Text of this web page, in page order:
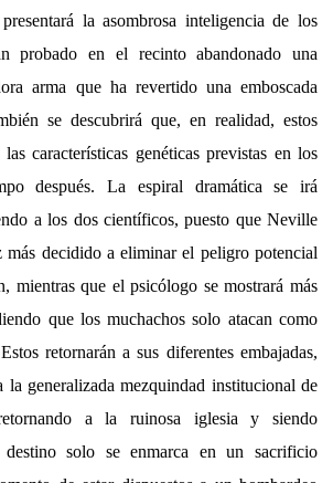
la asombrosa inteligencia de los
probado en el recinto abandonado una
arma que ha revertido una emboscada
se descubrirá que, en realidad, estos
características genéticas previstas en los
después. La espiral dramática se irá
a los dos científicos, puesto que Neville
más decidido a eliminar el peligro potencial
mientras que el psicólogo se mostrará más
que los muchachos solo atacan como
retornarán a sus diferentes embajadas,
la generalizada mezquindad institucional de
a la ruinosa iglesia y siendo
destino solo se enmarca en un sacrificio